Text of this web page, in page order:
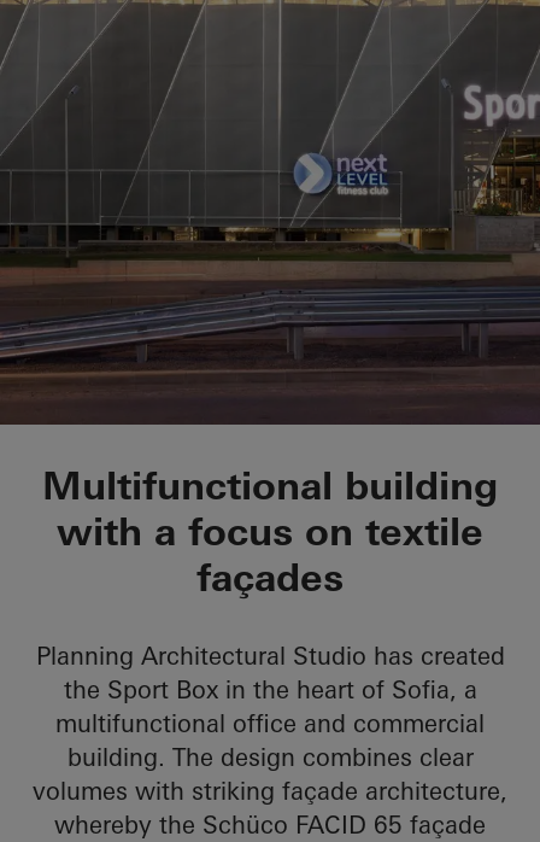
Sport Box
Multifunctional building
with a focus on textile
façades
Planning Architectural Studio has created
the Sport Box in the heart of Sofia, a
multifunctional office and commercial
building. The design combines clear
volumes with striking façade architecture,
whereby the Schüco FACID 65 façade